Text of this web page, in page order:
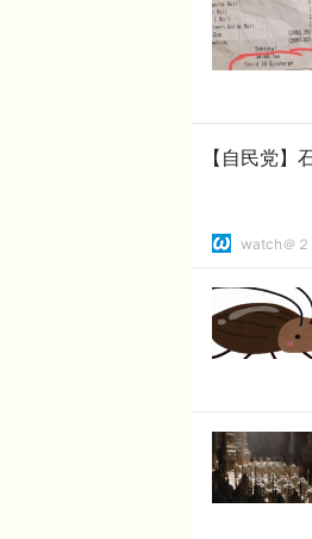
【自民党
watch＠